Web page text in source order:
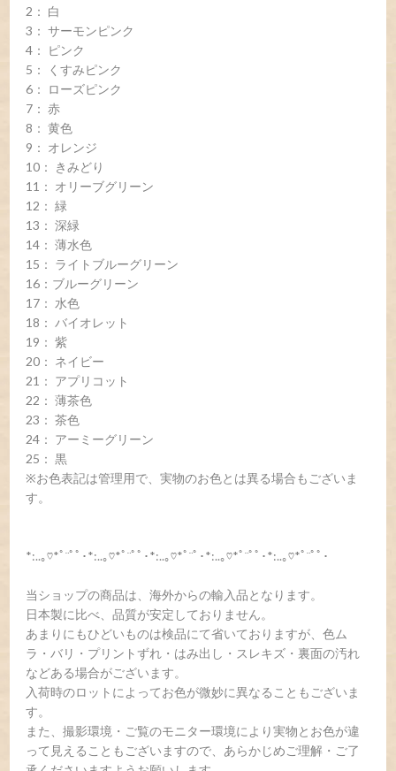
2： 白
3： サーモンピンク
4： ピンク
5： くすみピンク
6： ローズピンク
7： 赤
8： 黄色
9： オレンジ
10： きみどり
11： オリーブグリーン
12： 緑
13： 深緑
14： 薄水色
15： ライトブルーグリーン
16：ブルーグリーン
17： 水色
18： バイオレット
19： 紫
20： ネイビー
21： アプリコット
22： 薄茶色
23： 茶色
24： アーミーグリーン
25： 黒
※お色表記は管理用で、実物のお色とは異る場合もございま
す。
*:..｡♡*ﾟ¨ﾟﾟ･*:..｡♡*ﾟ¨ﾟﾟ･*:..｡♡*ﾟ¨ﾟ･*:..｡♡*ﾟ¨ﾟﾟ･*:..｡♡*ﾟ¨ﾟﾟ･
当ショップの商品は、海外からの輸入品となります。
日本製に比べ、品質が安定しておりません。
あまりにもひどいものは検品にて省いておりますが、色ム
ラ・バリ・プリントずれ・はみ出し・スレキズ・裏面の汚れ
などある場合がございます。
入荷時のロットによってお色が微妙に異なることもございま
す。
また、撮影環境・ご覧のモニター環境により実物とお色が違
って見えることもございますので、あらかじめご理解・ご了